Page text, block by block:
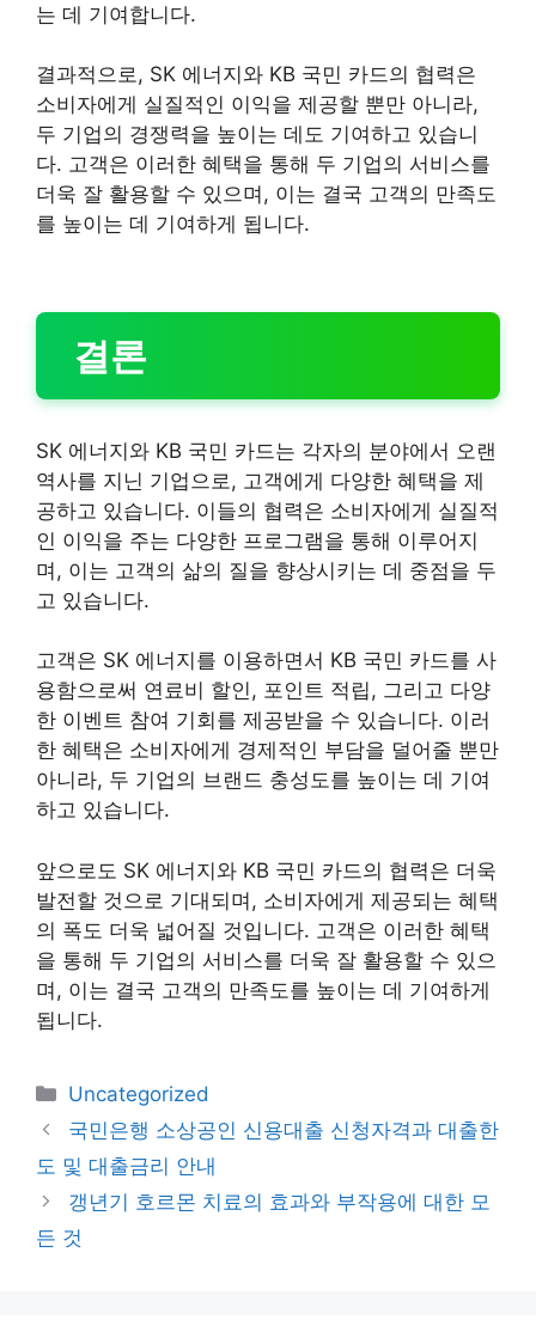
는 데 기여합니다.
결과적으로, SK 에너지와 KB 국민 카드의 협력은
소비자에게 실질적인 이익을 제공할 뿐만 아니라,
두 기업의 경쟁력을 높이는 데도 기여하고 있습니
다. 고객은 이러한 혜택을 통해 두 기업의 서비스를
더욱 잘 활용할 수 있으며, 이는 결국 고객의 만족도
를 높이는 데 기여하게 됩니다.
결론
SK 에너지와 KB 국민 카드는 각자의 분야에서 오랜
역사를 지닌 기업으로, 고객에게 다양한 혜택을 제
공하고 있습니다. 이들의 협력은 소비자에게 실질적
인 이익을 주는 다양한 프로그램을 통해 이루어지
며, 이는 고객의 삶의 질을 향상시키는 데 중점을 두
고 있습니다.
고객은 SK 에너지를 이용하면서 KB 국민 카드를 사
용함으로써 연료비 할인, 포인트 적립, 그리고 다양
한 이벤트 참여 기회를 제공받을 수 있습니다. 이러
한 혜택은 소비자에게 경제적인 부담을 덜어줄 뿐만
아니라, 두 기업의 브랜드 충성도를 높이는 데 기여
하고 있습니다.
앞으로도 SK 에너지와 KB 국민 카드의 협력은 더욱
발전할 것으로 기대되며, 소비자에게 제공되는 혜택
의 폭도 더욱 넓어질 것입니다. 고객은 이러한 혜택
을 통해 두 기업의 서비스를 더욱 잘 활용할 수 있으
며, 이는 결국 고객의 만족도를 높이는 데 기여하게
됩니다.
카
테
고
리
Uncategorized
국민은행 소상공인 신용대출 신청자격과 대출한
도 및 대출금리 안내
갱년기 호르몬 치료의 효과와 부작용에 대한 모
든 것